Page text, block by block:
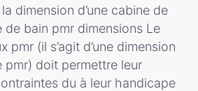
dimension d’une cabine de
de bain pmr dimensions Le
pmr (il s’agit d’une dimension
doit permettre leur
du à leur handicape